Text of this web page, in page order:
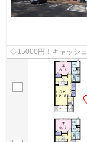
◇15000円！キャッシ